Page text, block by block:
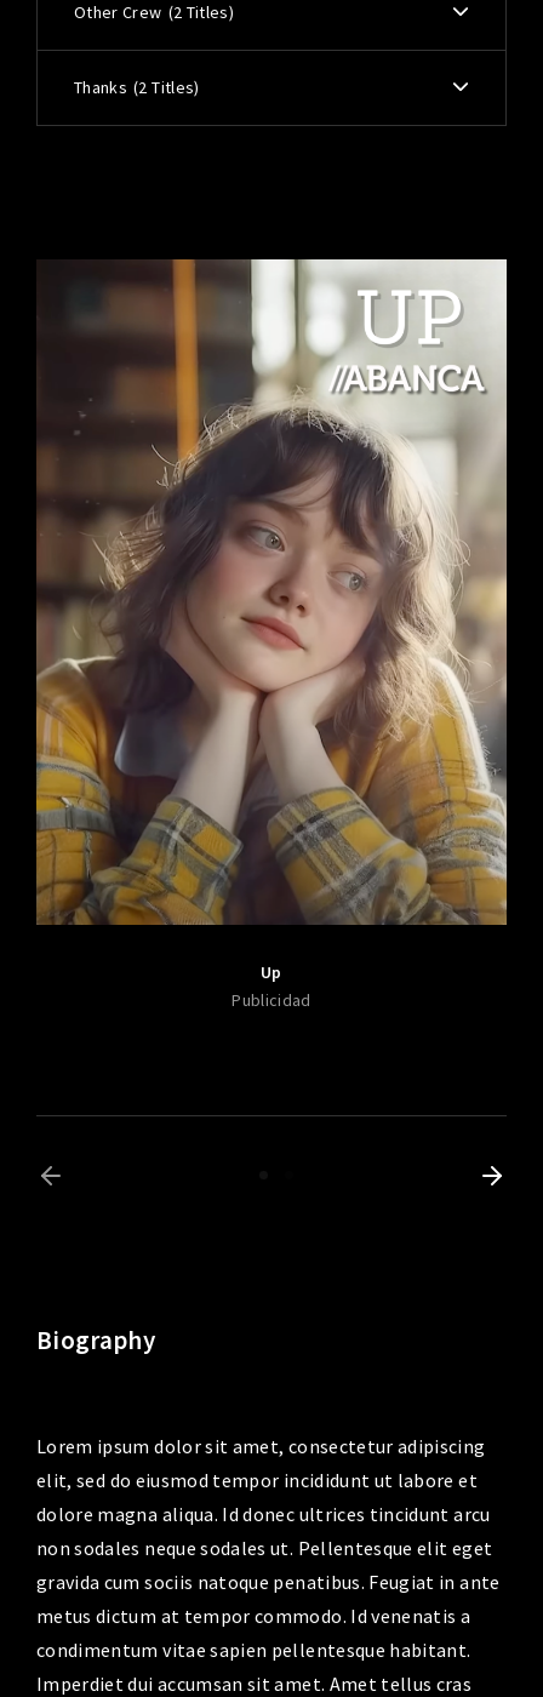
Other Crew 2 Titles
Thanks 2 Titles
Up
Publicidad
Biography
Lorem ipsum dolor sit amet, consectetur adipiscing
elit, sed do eiusmod tempor incididunt ut labore et
dolore magna aliqua. Id donec ultrices tincidunt arcu
non sodales neque sodales ut. Pellentesque elit eget
gravida cum sociis natoque penatibus. Feugiat in ante
metus dictum at tempor commodo. Id venenatis a
condimentum vitae sapien pellentesque habitant.
Imperdiet dui accumsan sit amet. Amet tellus cras